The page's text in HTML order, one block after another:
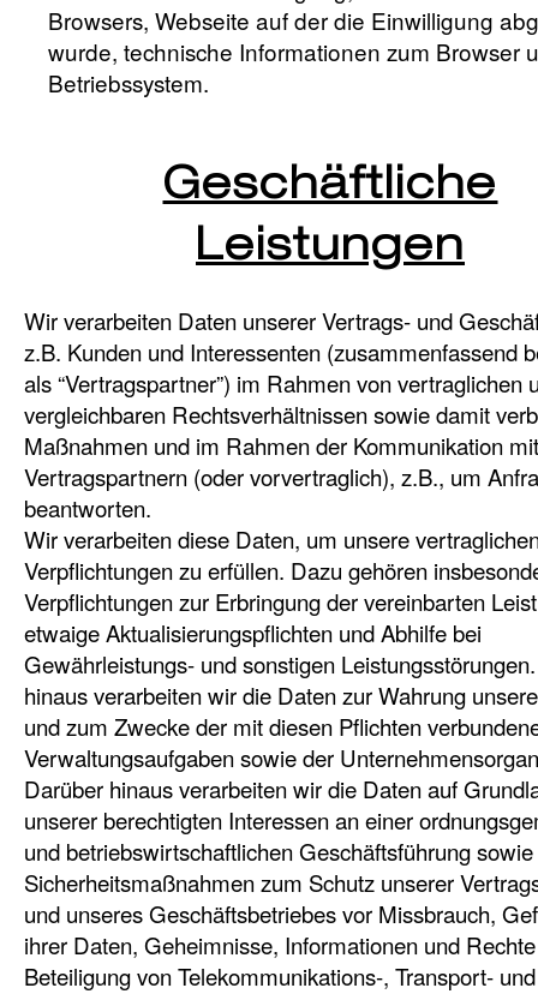
Browsers, Webseite auf der die Einwilligung
wurde, technische Informationen zum Browser
Betriebssystem.
Geschäftliche
Leistungen
Wir verarbeiten Daten unserer Vertrags- und
z.B. Kunden und Interessenten (zusammenfassend
als “Vertragspartner”) im Rahmen von vertraglichen
vergleichbaren Rechtsverhältnissen sowie damit
Maßnahmen und im Rahmen der Kommunikation
Vertragspartnern (oder vorvertraglich), z.B., um
beantworten.
Wir verarbeiten diese Daten, um unsere
Verpflichtungen zu erfüllen. Dazu gehören
Verpflichtungen zur Erbringung der vereinbarten
etwaige Aktualisierungspflichten und Abhilfe bei
Gewährleistungs- und sonstigen
hinaus verarbeiten wir die Daten zur Wahrung
und zum Zwecke der mit diesen Pflichten
Verwaltungsaufgaben sowie der
Darüber hinaus verarbeiten wir die Daten auf
unserer berechtigten Interessen an einer
und betriebswirtschaftlichen Geschäftsführung
Sicherheitsmaßnahmen zum Schutz unserer
und unseres Geschäftsbetriebes vor Missbrauch,
ihrer Daten, Geheimnisse, Informationen und
Beteiligung von Telekommunikations-, Transport-